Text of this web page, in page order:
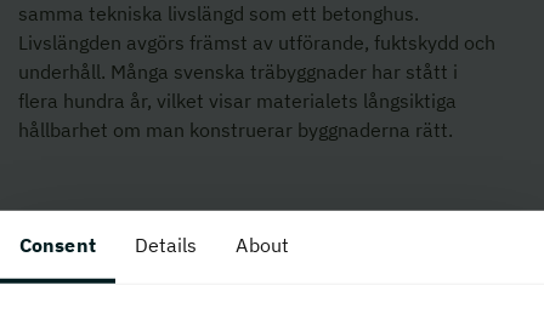
Consent Details About
samma tekniska livslängd som ett betonghus.
Livslängden avgörs främst av utförande, fuktskydd och
underhåll. Många svenska träbyggnader har stått i
flera hundra år, vilket visar materialets långsiktiga
hållbarhet om man konstruerar byggnaderna rätt.